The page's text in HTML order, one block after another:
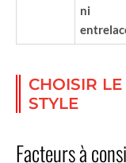
ni
CHOISIR
STYLE
Facteurs à